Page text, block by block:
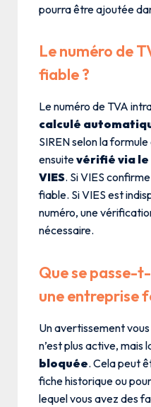
pourra être ajoutée
Le numéro de
fiable ?
Le numéro de TVA
calculé
SIREN selon la
ensuitevérifié via
VIES. Si VIES
fiable. Si VIES est
numéro, une
nécessaire.
Que se passe-
une entreprise
Un avertissement
n’est plus active, mais
bloquée. Cela peut
fiche historique ou
lequel vous avez des